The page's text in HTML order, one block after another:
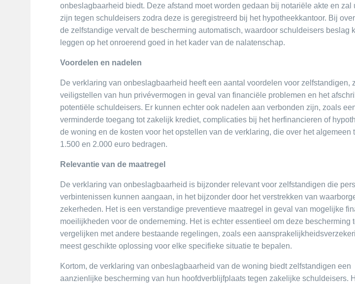
onbeslagbaarheid biedt. Deze afstand moet worden gedaan bij notariële akte en zal
zijn tegen schuldeisers zodra deze is geregistreerd bij het hypotheekkantoor. Bij
de zelfstandige vervalt de bescherming automatisch, waardoor schuldeisers beslag
leggen op het onroerend goed in het kader van de nalatenschap.
Voordelen en nadelen
De verklaring van onbeslagbaarheid heeft een aantal voordelen voor zelfstandigen,
veiligstellen van hun privévermogen in geval van financiële problemen en het
potentiële schuldeisers. Er kunnen echter ook nadelen aan verbonden zijn, zoals
verminderde toegang tot zakelijk krediet, complicaties bij het herfinancieren of
de woning en de kosten voor het opstellen van de verklaring, die over het algemeen
1.500 en 2.000 euro bedragen.
Relevantie van de maatregel
De verklaring van onbeslagbaarheid is bijzonder relevant voor zelfstandigen die
verbintenissen kunnen aangaan, in het bijzonder door het verstrekken van
zekerheden. Het is een verstandige preventieve maatregel in geval van mogelijke
moeilijkheden voor de onderneming. Het is echter essentieel om deze bescherming
vergelijken met andere bestaande regelingen, zoals een
meest geschikte oplossing voor elke specifieke situatie te bepalen.
Kortom, de verklaring van onbeslagbaarheid van de woning biedt zelfstandigen een
aanzienlijke bescherming van hun hoofdverblijfplaats tegen zakelijke schuldeisers.